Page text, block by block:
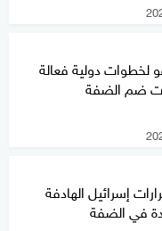
لخطوات دولية فعالة
ضم الضفة
إسرائيل الهادفة
في الضفة